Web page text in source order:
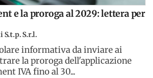
e la proroga al 2029: lettera per
S.t.p. S.r.l.
informativa da inviare ai
la proroga dell'applicazione
IVA fino al 30...